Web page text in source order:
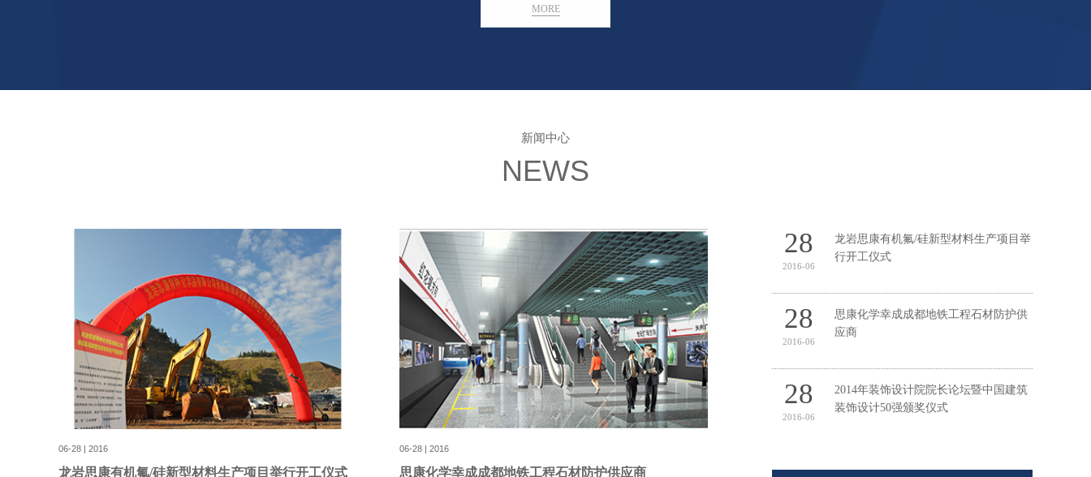
MORE
新闻中心
NEWS
06-28 | 2016
龙岩思康有机氟/硅新型材料生产项目举行开工仪式
06-28 | 2016
思康化学幸成成都地铁工程石材防护供应商
28
2016-06
龙岩思康有机氟/硅新型材料生产项目举
行开工仪式
28
2016-06
思康化学幸成成都地铁工程石材防护供
应商
28
2016-06
2014年装饰设计院院长论坛暨中国建筑
装饰设计50强颁奖仪式
05